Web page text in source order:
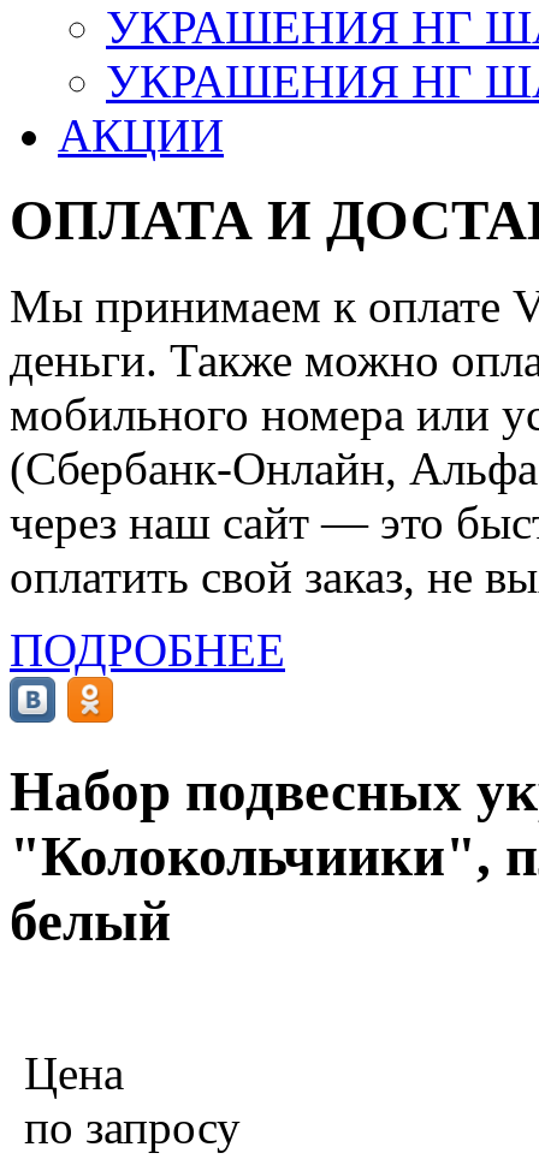
УКРАШЕНИЯ НГ
УКРАШЕНИЯ НГ
АКЦИИ
ОПЛАТА И
Мы принимаем к оплате
деньги. Также можно
мобильного номера или
(Сбербанк-Онлайн,
через наш сайт — это
оплатить свой заказ, не
ПОДРОБНЕЕ
Набор подвесных
"Колокольчиики",
белый
Цена
по запросу